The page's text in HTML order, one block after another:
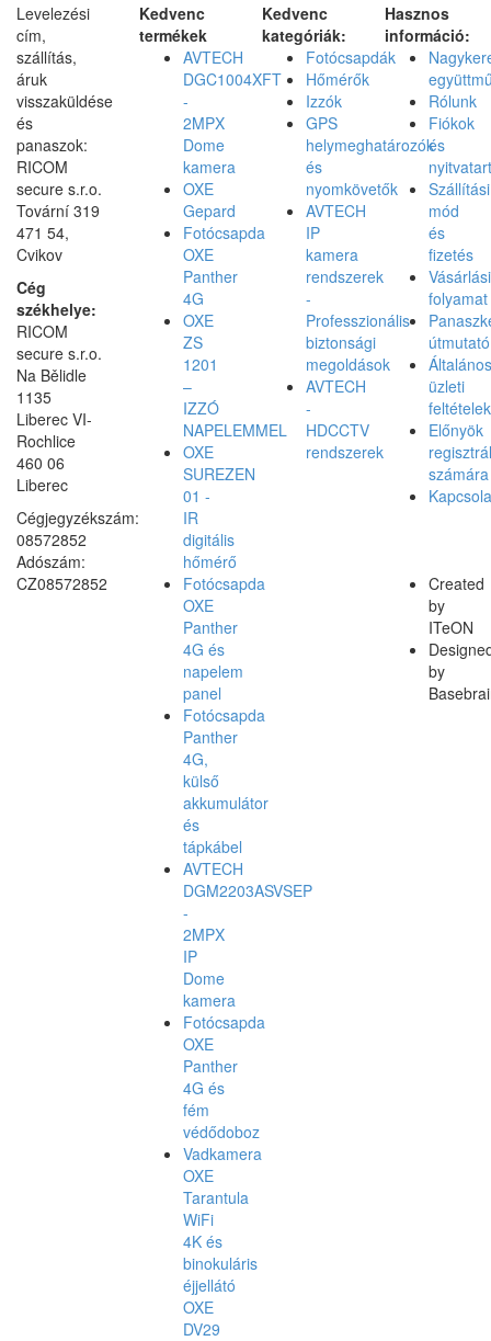
Levelezési
cím,
szállítás,
áruk
visszaküldése
és
panaszok:
RICOM
secure s.r.o.
Tovární 319
471 54,
Cvikov
Cég
székhelye:
RICOM
secure s.r.o.
Na Bělidle
1135
Liberec VI-
Rochlice
460 06
Liberec
Cégjegyzékszám:
08572852
Adószám:
CZ08572852
Kedvenc
termékek
AVTECH
DGC1004XFT
-
2MPX
Dome
kamera
OXE
Gepard
Fotócsapda
OXE
Panther
4G
OXE
ZS
1201
–
IZZÓ
NAPELEMMEL
OXE
SUREZEN
01 -
IR
digitális
hőmérő
Fotócsapda
OXE
Panther
4G és
napelem
panel
Fotócsapda
Panther
4G,
külső
akkumulátor
és
tápkábel
AVTECH
DGM2203ASVSEP
-
2MPX
IP
Dome
kamera
Fotócsapda
OXE
Panther
4G és
fém
védődoboz
Vadkamera
OXE
Tarantula
WiFi
4K és
binokuláris
éjjellátó
OXE
DV29
Kedvenc
kategóriák:
Fotócsapdák
Hőmérők
Izzók
GPS
helymeghatározók
és
nyomkövetők
AVTECH
IP
kamera
rendszerek
-
Professzionális
biztonsági
megoldások
AVTECH
-
HDCCTV
rendszerek
Hasznos
információ:
Rólunk
Fiókok
és
Szállítási
mód
és
fizetés
Vásárlási
folyamat
útmutató
Általános
üzleti
feltételek
Előnyök
számára
Created
by
ITeON
by